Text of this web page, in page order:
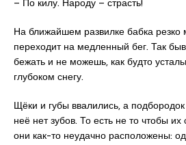
На ближайшем развилке бабка резко
переходит на медленный бег. Так
бежать и не можешь, как будто
глубоком снегу.
Щёки и губы ввалились, а
неё нет зубов. То есть не то чтобы
они как-то неудачно расположены: